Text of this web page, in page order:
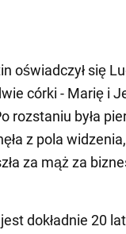
oświadczył się
córki - Marię i
rozstaniu była
z pola
za mąż za
dokładnie 20